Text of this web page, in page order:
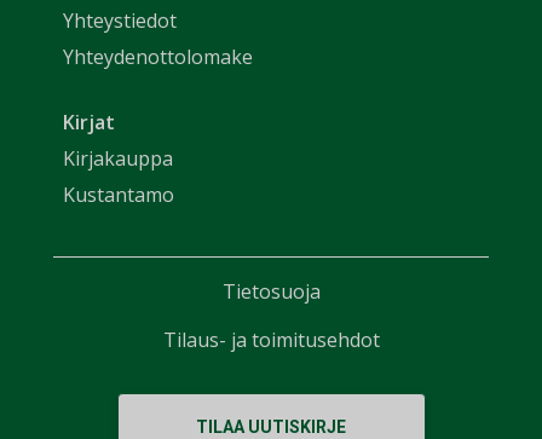
Yhteystiedot
Yhteydenottolomake
Kirjat
Kirjakauppa
Kustantamo
TILAA UUTISKIRJE
Tietosuoja
Tilaus- ja toimitusehdot